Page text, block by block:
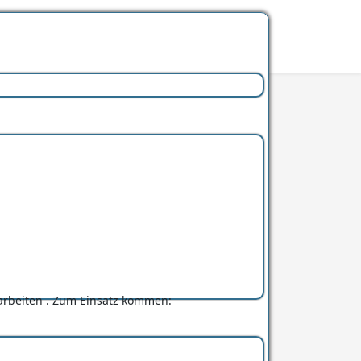
. Zum Einsatz kommen: